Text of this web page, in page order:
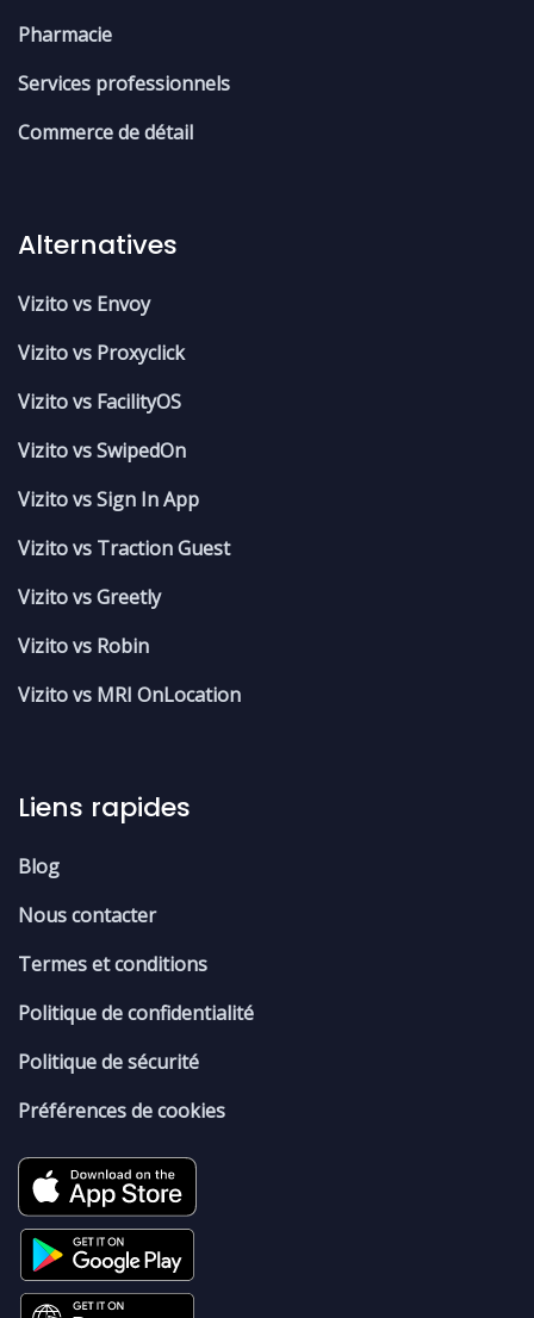
Pharmacie
Services professionnels
Commerce de détail
Alternatives
Vizito vs Envoy
Vizito vs Proxyclick
Vizito vs FacilityOS
Vizito vs SwipedOn
Vizito vs Sign In App
Vizito vs Traction Guest
Vizito vs Greetly
Vizito vs Robin
Vizito vs MRI OnLocation
Liens rapides
Blog
Nous contacter
Termes et conditions
Politique de confidentialité
Politique de sécurité
Préférences de cookies